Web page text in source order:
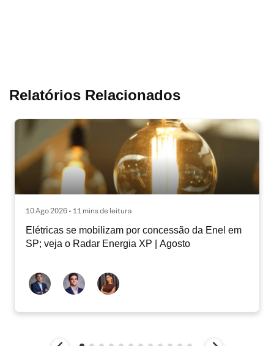
Relatórios Relacionados
10 Ago 2026 • 11 mins de leitura
Elétricas se mobilizam por concessão da Enel em
SP; veja o Radar Energia XP | Agosto